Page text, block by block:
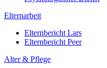
Elternarbeit
Elternbericht Lars
Elternbericht Peer
Alter & Pflege